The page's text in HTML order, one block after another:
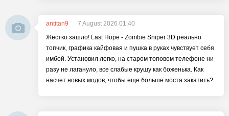
antitan9
7 August 2026 01:40
Жестко зашло! Last Hope - Zombie Sniper 3D реально
топчик, графика кайфовая и пушка в руках чувствует себя
имбой. Установил легко, на старом топовом телефоне ни
разу не лагануло, все слабые крушу как боженька. Как
насчет новых модов, чтобы еще больше моста закатить?